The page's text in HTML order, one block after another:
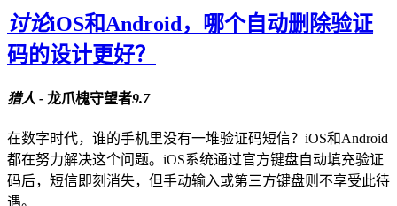
讨论iOS和Android，哪个自动删除验证
码的设计更好？
猎人 - 龙爪槐守望者9.7
在数字时代，谁的手机里没有一堆验证码短信？iOS和Android
都在努力解决这个问题。iOS系统通过官方键盘自动填充验证
码后，短信即刻消失，但手动输入或第三方键盘则不享受此待
遇。